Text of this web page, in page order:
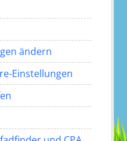
ändern
Einstellungen